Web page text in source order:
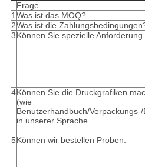
Frage
1Was ist das MOQ?
2Was ist die
3Können Sie spezielle
4Können Sie die Druckgrafiken
(wie
Benutzerhandbuch/
in unserer Sprache
5Können wir bestellen Proben: